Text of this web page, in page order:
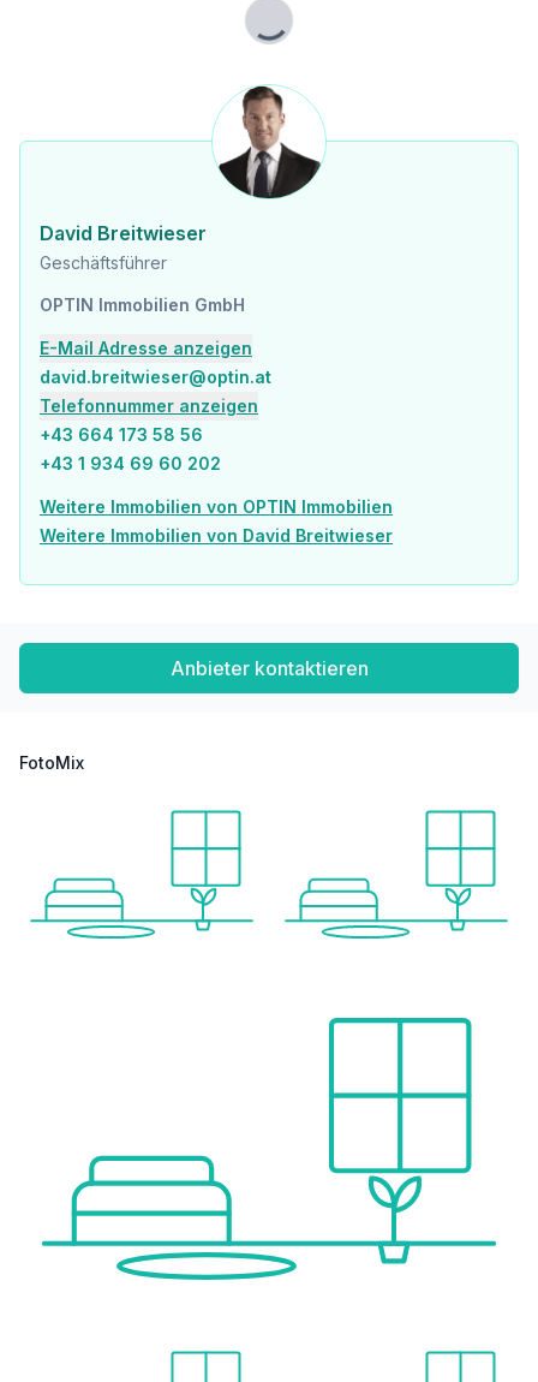
Lade...
David Breitwieser
Geschäftsführer
OPTIN Immobilien GmbH
E-Mail Adresse anzeigen
david.breitwieser@optin.at
Telefonnummer anzeigen
+43 664 173 58 56
+43 1 934 69 60 202
Weitere Immobilien von OPTIN Immobilien
Weitere Immobilien von David Breitwieser
Anbieter kontaktieren
FotoMix